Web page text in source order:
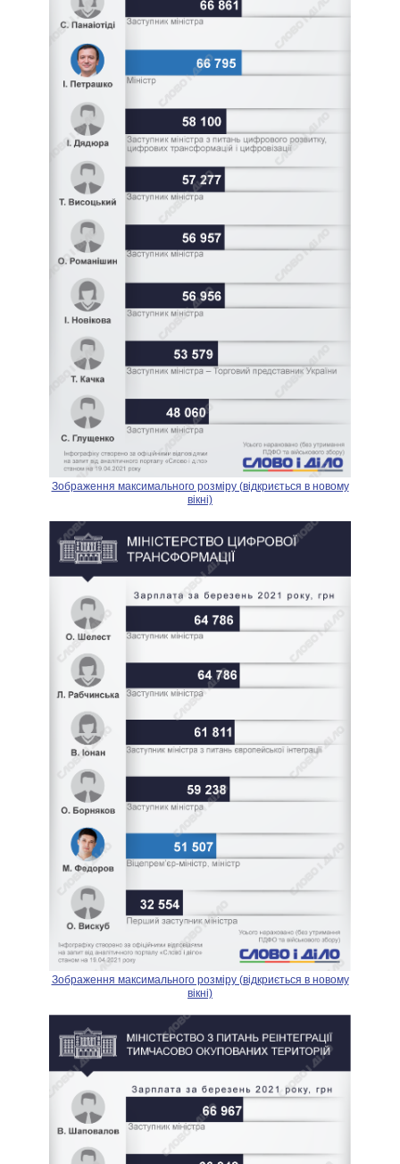
Зображення максимального розміру (відкриється в новому
вікні)
Зображення максимального розміру (відкриється в новому
вікні)